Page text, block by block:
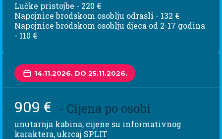
Lučke pristojbe - 220 €
Napojnice brodskom osoblju odrasli - 132 €
Napojnice brodskom osoblju djeca od 2-17 godina
- 110 €
14.11.2026. DO 25.11.2026.
909 € - Cijena po osobi
unutarnja kabina, cijene su informativnog
karaktera, ukrcaj SPLIT